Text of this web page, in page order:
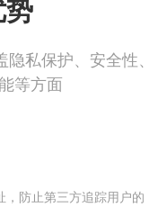
私保护、安全性、
等方面
防止第三方追踪用户的